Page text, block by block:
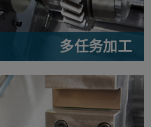
多任务加工